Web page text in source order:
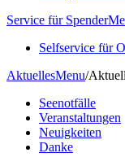
Service für Spender
Selfservice für
AktuellesMenu/
Seenotfälle
Veranstaltungen
Neuigkeiten
Danke